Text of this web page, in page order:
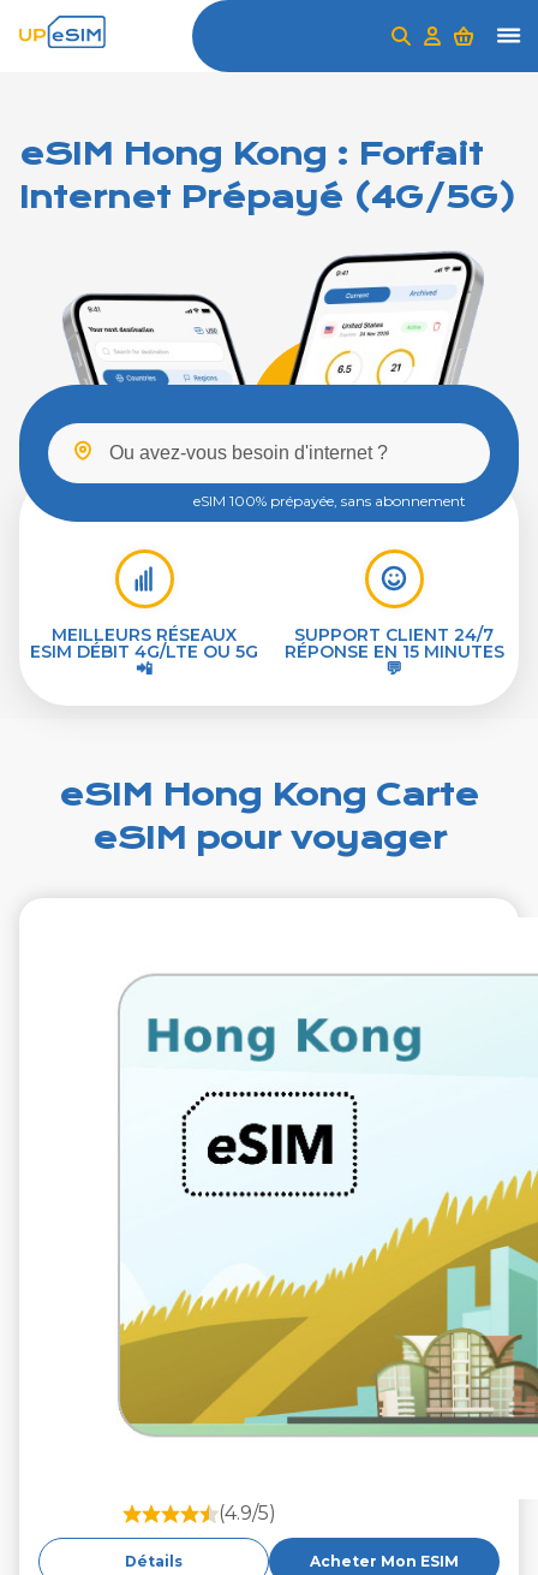
eSIM Hong Kong : Forfait
Internet Prépayé (4G/5G)
eSIM 100% prépayée, sans abonnement
MEILLEURS RÉSEAUX
ESIM DÉBIT 4G/LTE OU 5G
📲
SUPPORT CLIENT 24/7
RÉPONSE EN 15 MINUTES
💬
eSIM Hong Kong Carte
eSIM pour voyager
(4.9/5)
Détails Acheter Mon ESIM